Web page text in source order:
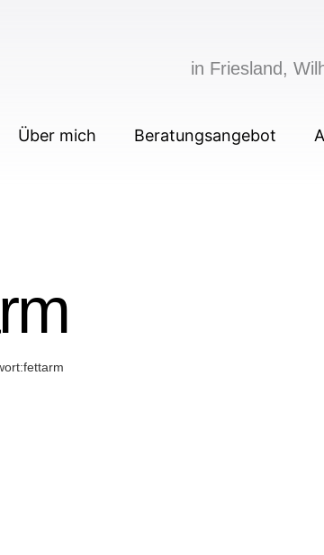
in Friesland,
Über mich Beratungsangebot
fettarm